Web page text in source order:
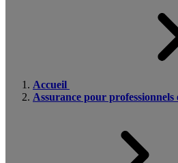
Accueil
Assurance pour professionnels